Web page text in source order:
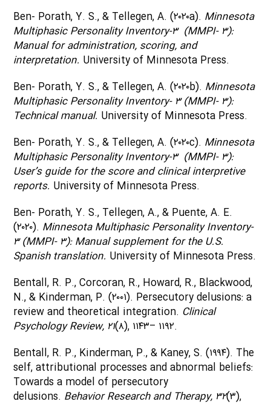
Ben- Porath, Y. S., & Tellegen, A. (۲۰۲۰a). Minnesota
Multiphasic Personality Inventory-۳ (MMPI- ۳):
Manual for administration, scoring, and
interpretation. University of Minnesota Press.
Ben- Porath, Y. S., & Tellegen, A. (۲۰۲۰b). Minnesota
Multiphasic Personality Inventory- ۳ (MMPI- ۳):
Technical manual. University of Minnesota Press.
Ben- Porath, Y. S., & Tellegen, A. (۲۰۲۰c). Minnesota
Multiphasic Personality Inventory-۳ (MMPI- ۳):
User’s guide for the score and clinical interpretive
reports. University of Minnesota Press.
Ben- Porath, Y. S., Tellegen, A., & Puente, A. E.
(۲۰۲۰). Minnesota Multiphasic Personality Inventory-
۳ (MMPI- ۳): Manual supplement for the U.S.
Spanish translation. University of Minnesota Press.
Bentall, R. P., Corcoran, R., Howard, R., Blackwood,
N., & Kinderman, P. (۲۰۰۱). Persecutory delusions: a
review and theoretical integration. Clinical
Psychology Review, ۲۱(۸), ۱۱۴۳– ۱۱۹۲.
Bentall, R. P., Kinderman, P., & Kaney, S. (۱۹۹۴). The
self, attributional processes and abnormal beliefs:
Towards a model of persecutory
delusions. Behavior Research and Therapy, ۳۲(۳),